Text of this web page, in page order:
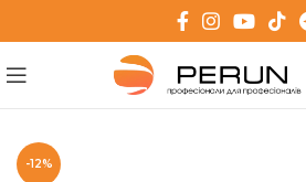
-12%